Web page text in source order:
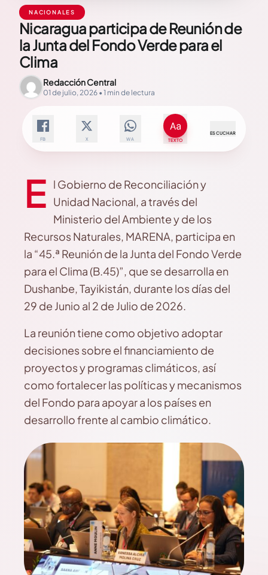
NACIONALES
Nicaragua participa de Reunión de
la Junta del Fondo Verde para el
Clima
Redacción Central
01 de julio, 2026 • 1 min de lectura
FB X WA TEXTO
ESCUCHAR
E l Gobierno de Reconciliación y
Unidad Nacional, a través del
Ministerio del Ambiente y de los
Recursos Naturales, MARENA, participa en
la “45.ª Reunión de la Junta del Fondo Verde
para el Clima (B.45)”, que se desarrolla en
Dushanbe, Tayikistán, durante los días del
29 de Junio al 2 de Julio de 2026.
La reunión tiene como objetivo adoptar
decisiones sobre el financiamiento de
proyectos y programas climáticos, así
como fortalecer las políticas y mecanismos
del Fondo para apoyar a los países en
desarrollo frente al cambio climático.